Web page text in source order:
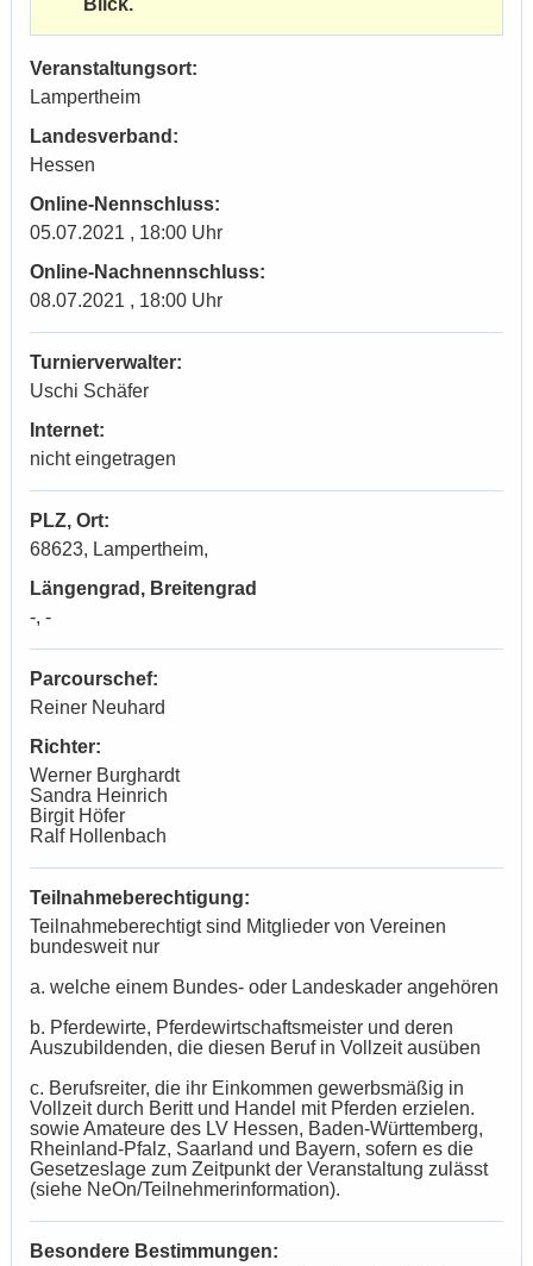
Blick.
Veranstaltungsort:
Lampertheim
Landesverband:
Hessen
Online-Nennschluss:
05.07.2021 , 18:00 Uhr
Online-Nachnennschluss:
08.07.2021 , 18:00 Uhr
Turnierverwalter:
Uschi Schäfer
Internet:
nicht eingetragen
PLZ, Ort:
68623, Lampertheim,
Längengrad, Breitengrad
-, -
Parcourschef:
Reiner Neuhard
Richter:
Werner Burghardt
Sandra Heinrich
Birgit Höfer
Ralf Hollenbach
Teilnahmeberechtigung:
Teilnahmeberechtigt sind Mitglieder von Vereinen
bundesweit nur
a. welche einem Bundes- oder Landeskader angehören
b. Pferdewirte, Pferdewirtschaftsmeister und deren
Auszubildenden, die diesen Beruf in Vollzeit ausüben
c. Berufsreiter, die ihr Einkommen gewerbsmäßig in
Vollzeit durch Beritt und Handel mit Pferden erzielen.
sowie Amateure des LV Hessen, Baden-Württemberg,
Rheinland-Pfalz, Saarland und Bayern, sofern es die
Gesetzeslage zum Zeitpunkt der Veranstaltung zulässt
(siehe NeOn/Teilnehmerinformation).
Besondere Bestimmungen: